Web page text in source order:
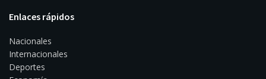
Enlaces rápidos
Nacionales
Internacionales
Deportes